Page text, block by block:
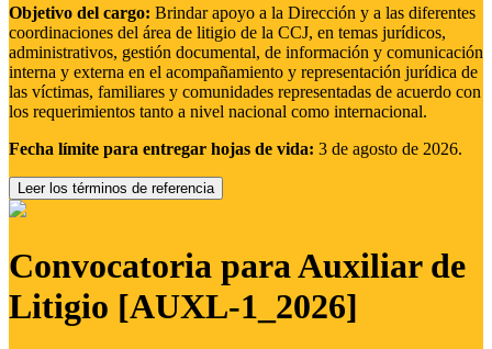
Objetivo del cargo: Brindar apoyo a la Dirección y a las diferentes
coordinaciones del área de litigio de la CCJ, en temas jurídicos,
administrativos, gestión documental, de información y comunicación
interna y externa en el acompañamiento y representación jurídica de
las víctimas, familiares y comunidades representadas de acuerdo con
los requerimientos tanto a nivel nacional como internacional.
Fecha límite para entregar hojas de vida: 3 de agosto de 2026.
Leer los términos de referencia
Convocatoria para Auxiliar de
Litigio [AUXL-1_2026]